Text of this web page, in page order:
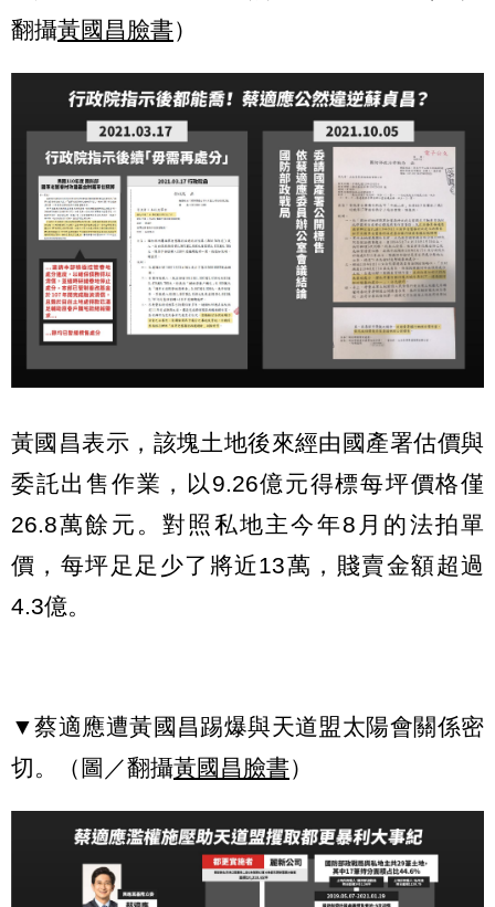
翻攝黃國昌臉書）
黃國昌表示，該塊土地後來經由國產署估價與
委託出售作業，以9.26億元得標每坪價格僅
26.8萬餘元。對照私地主今年8月的法拍單
價，每坪足足少了將近13萬，賤賣金額超過
4.3億。
▼蔡適應遭黃國昌踢爆與天道盟太陽會關係密
切。（圖／翻攝黃國昌臉書）